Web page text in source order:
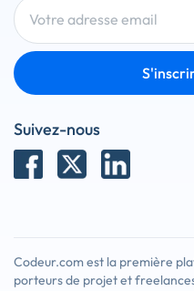
Suivez-nous
Codeur.com est la première
porteurs de projet et